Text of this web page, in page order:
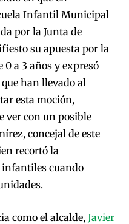
Infantil Municipal
por la Junta de
su apuesta por la
a 3 años y expresó
han llevado al
esta moción,
ver con un posible
concejal de este
recortó la
infantiles cuando
como el alcalde, Javier